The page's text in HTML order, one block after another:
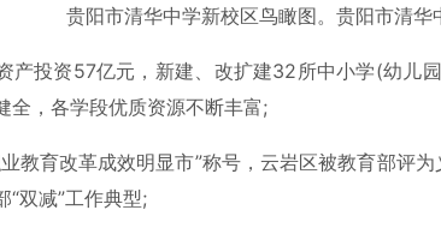
贵阳市清华中学新校区鸟瞰图。贵阳市清华
产投资57亿元，新建、改扩建32所中小学(幼儿
全，各学段优质资源不断丰富;
教育改革成效明显市”称号，云岩区被教育部评
“双减”工作典型;